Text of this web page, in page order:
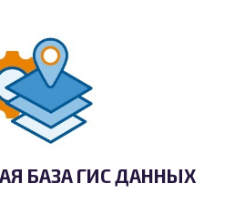
БАЗА ГИС ДАННЫХ